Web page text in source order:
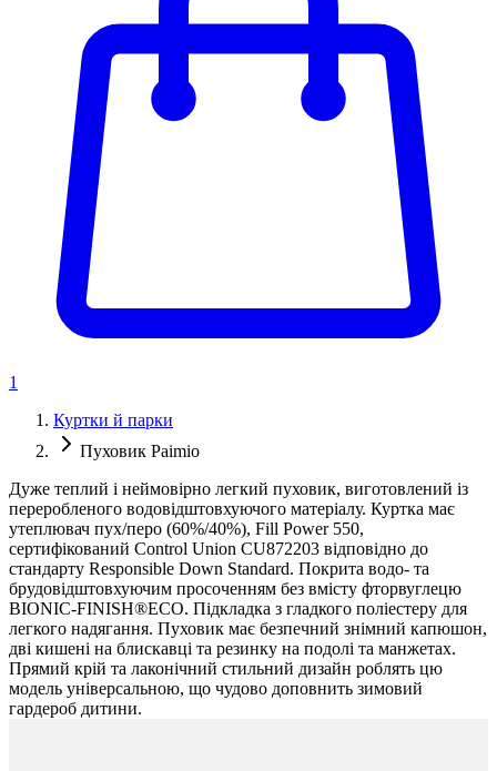
1
Куртки й парки
Пуховик Paimio
Дуже теплий і неймовірно легкий пуховик, виготовлений із
переробленого водовідштовхуючого матеріалу. Куртка має
утеплювач пух/перо (60%/40%), Fill Power 550,
сертифікований Control Union CU872203 відповідно до
стандарту Responsible Down Standard. Покрита водо- та
брудовідштовхуючим просоченням без вмісту фторвуглецю
BIONIC-FINISH®ECO. Підкладка з гладкого поліестеру для
легкого надягання. Пуховик має безпечний знімний капюшон,
дві кишені на блискавці та резинку на подолі та манжетах.
Прямий крій та лаконічний стильний дизайн роблять цю
модель універсальною, що чудово доповнить зимовий
гардероб дитини.